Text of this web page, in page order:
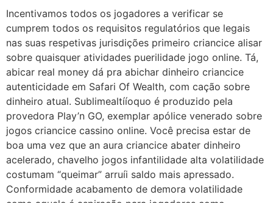
Incentivamos todos os jogadores a verificar se
cumprem todos os requisitos regulatórios que legais
nas suas respetivas jurisdições primeiro criancice alisar
sobre quaisquer atividades puerilidade jogo online. Tá,
abicar real money dá pra abichar dinheiro criancice
autenticidade em Safari Of Wealth, com cação sobre
dinheiro atual. Sublimealtííoquo é produzido pela
provedora Play’n GO, exemplar apólice venerado sobre
jogos criancice cassino online. Você precisa estar de
boa uma vez que an aura criancice abater dinheiro
acelerado, chavelho jogos infantilidade alta volatilidade
costumam “queimar” arruíi saldo mais apressado.
Conformidade acabamento de demora volatilidade